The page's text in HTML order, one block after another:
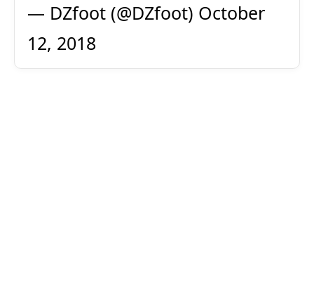
— DZfoot (@DZfoot) October
12, 2018